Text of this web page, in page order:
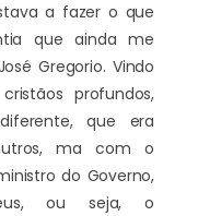
a fazer o que
que ainda me
Gregorio. Vindo
profundos,
que era
ma com o
do Governo,
ou seja, o